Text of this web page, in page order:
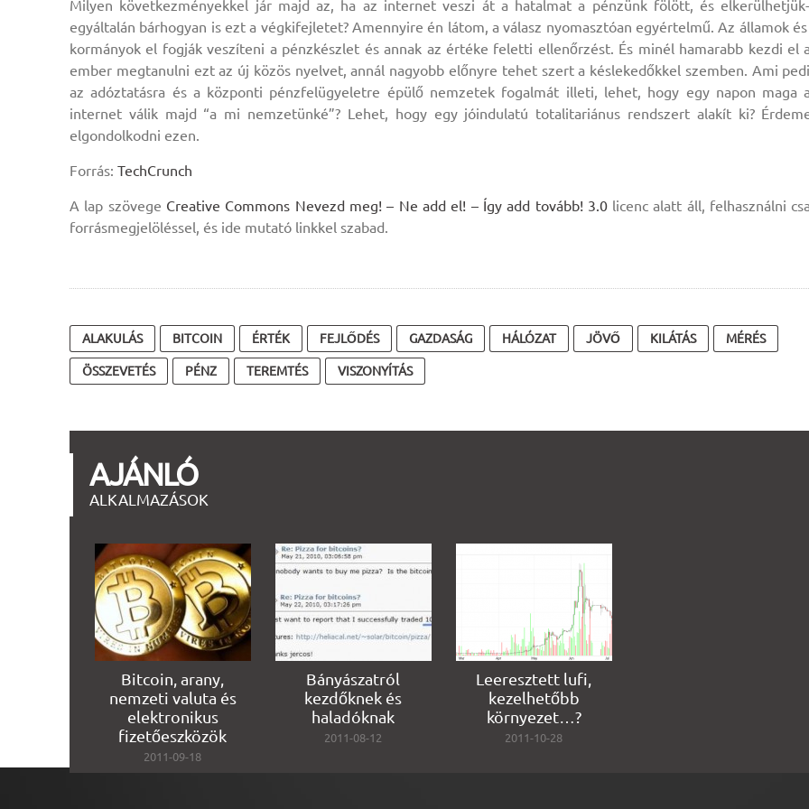
Milyen következményekkel jár majd az, ha az internet veszi át a hatalmat a pénzünk fölött, és
egyáltalán bárhogyan is ezt a végkifejletet? Amennyire én látom, a válasz nyomasztóan egyértelmű. Az államok és
kormányok el fogják veszíteni a pénzkészlet és annak az értéke feletti ellenőrzést. És minél hamarabb kezdi el
ember megtanulni ezt az új közös nyelvet, annál nagyobb előnyre tehet szert a késlekedőkkel szemben. Ami
az adóztatásra és a központi pénzfelügyeletre épülő nemzetek fogalmát illeti, lehet, hogy egy napon maga
internet válik majd “a mi nemzetünké”? Lehet, hogy egy jóindulatú totalitariánus rendszert alakít ki?
elgondolkodni ezen.
Forrás: TechCrunch
A lap szövege Creative Commons Nevezd meg! – Ne add el! – Így add tovább! 3.0licenc alatt áll, felhasználni
forrásmegjelöléssel, és ide mutató linkkel szabad.
ALAKULÁS BITCOIN ÉRTÉK FEJLŐDÉS GAZDASÁG HÁLÓZAT JÖVŐ KILÁTÁS MÉRÉS
ÖSSZEVETÉS PÉNZ TEREMTÉS VISZONYÍTÁS
AJÁNLÓ
ALKALMAZÁSOK
Bitcoin, arany,
nemzeti valuta és
elektronikus
fizetőeszközök
2011-09-18
Bányászatról
kezdőknek és
haladóknak
2011-08-12
Leeresztett lufi,
kezelhetőbb
környezet…?
2011-10-28